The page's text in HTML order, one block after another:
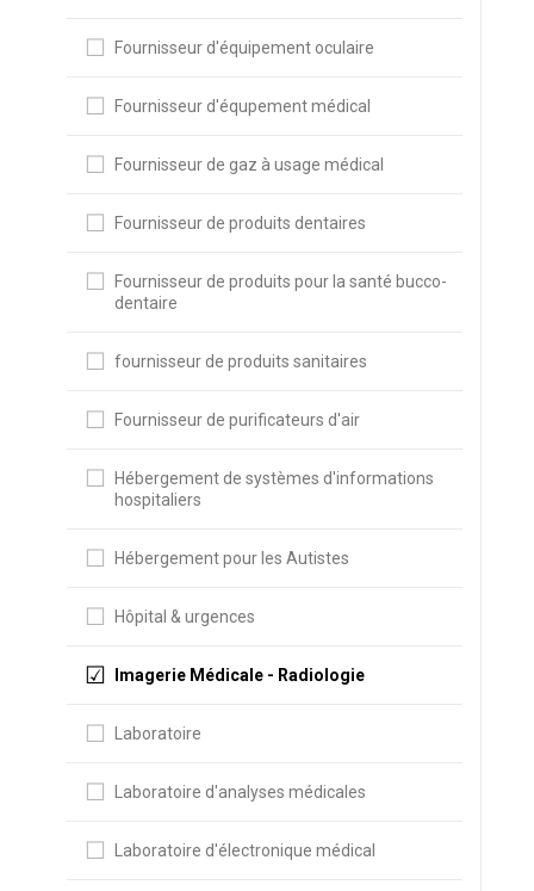
Fournisseur d'équipement oculaire
Fournisseur d'équpement médical
Fournisseur de gaz à usage médical
Fournisseur de produits dentaires
Fournisseur de produits pour la santé bucco-
dentaire
fournisseur de produits sanitaires
Fournisseur de purificateurs d'air
Hébergement de systèmes d'informations
hospitaliers
Hébergement pour les Autistes
Hôpital & urgences
Imagerie Médicale - Radiologie
Laboratoire
Laboratoire d'analyses médicales
Laboratoire d'électronique médical